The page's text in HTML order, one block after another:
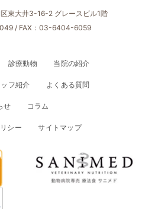
東大井3-16-2 グレースビル1階
/ FAX：03-6404-6059
診療動物 当院の紹介
ッフ紹介 よくある質問
せ コラム
シー サイトマップ